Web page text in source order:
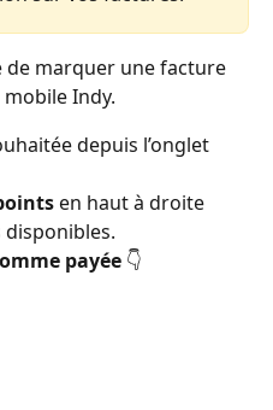
de marquer une facture
Indy.
depuis l’onglet
en haut à droite
payée 👇